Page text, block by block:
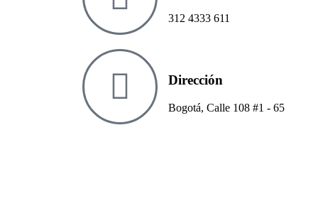
312 4333 611
Dirección
Bogotá, Calle 108 #1 - 65